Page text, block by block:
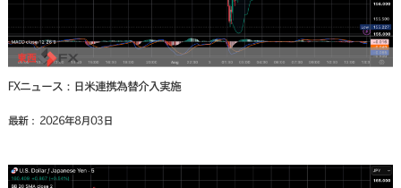
FXニュース：日米連携為替介入実施
最新： 2026年8月03日